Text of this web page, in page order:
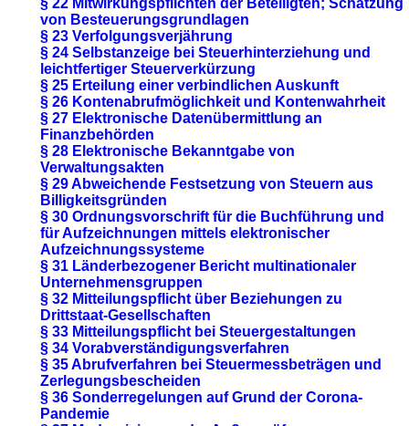
von Besteuerungsgrundlagen
§ 23 Verfolgungsverjährung
§ 24 Selbstanzeige bei Steuerhinterziehung und
leichtfertiger Steuerverkürzung
§ 25 Erteilung einer verbindlichen Auskunft
§ 26 Kontenabrufmöglichkeit und Kontenwahrheit
§ 27 Elektronische Datenübermittlung an
Finanzbehörden
§ 28 Elektronische Bekanntgabe von
Verwaltungsakten
§ 29 Abweichende Festsetzung von Steuern aus
Billigkeitsgründen
§ 30 Ordnungsvorschrift für die Buchführung und
für Aufzeichnungen mittels elektronischer
Aufzeichnungssysteme
§ 31 Länderbezogener Bericht multinationaler
Unternehmensgruppen
§ 32 Mitteilungspflicht über Beziehungen zu
Drittstaat-Gesellschaften
§ 33 Mitteilungspflicht bei Steuergestaltungen
§ 34 Vorabverständigungsverfahren
§ 35 Abrufverfahren bei Steuermessbeträgen und
Zerlegungsbescheiden
§ 36 Sonderregelungen auf Grund der Corona-
Pandemie